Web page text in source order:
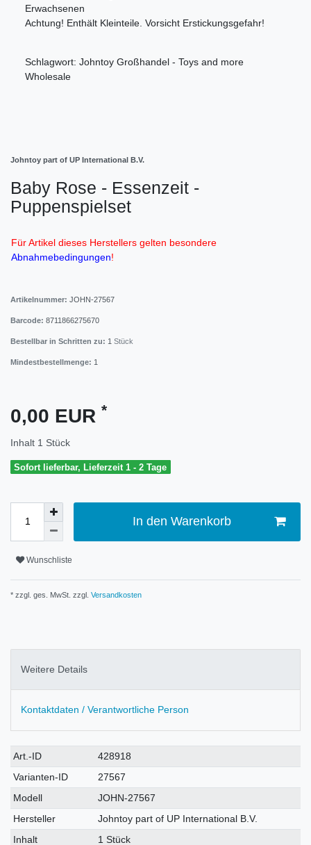
Erwachsenen
Achtung! Enthält Kleinteile. Vorsicht Erstickungsgefahr!
Schlagwort: Johntoy Großhandel - Toys and more
Wholesale
Johntoy part of UP International B.V.
Baby Rose - Essenzeit -
Puppenspielset
Für Artikel dieses Herstellers gelten besondere
Abnahmebedingungen!
Artikelnummer: JOHN-27567
Barcode: 8711866275670
Bestellbar in Schritten zu: 1 Stück
Mindestbestellmenge: 1
0,00 EUR *
Inhalt 1 Stück
Sofort lieferbar, Lieferzeit 1 - 2 Tage
In den Warenkorb
Wunschliste
* zzgl. ges. MwSt. zzgl. Versandkosten
Weitere Details
Kontaktdaten / Verantwortliche Person
Technisches
Merkmal
Wert
Art.-ID
428918
Varianten-ID
27567
Modell
JOHN-27567
Hersteller
Johntoy part of UP International B.V.
Inhalt
1 Stück